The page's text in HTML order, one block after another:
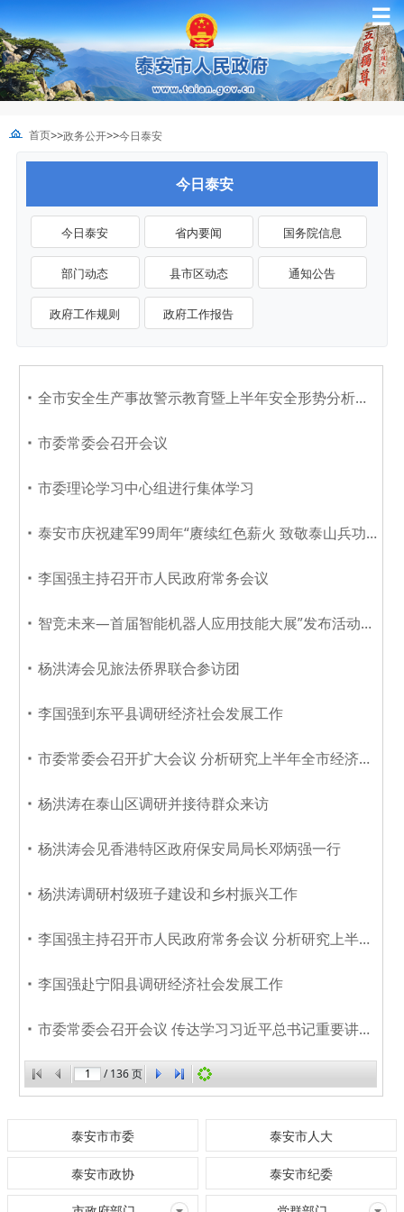
☰
首页>>政务公开>>今日泰安
今日泰安
今日泰安 省内要闻 国务院信息
部门动态 县市区动态 通知公告
政府工作规则 政府工作报告
全市安全生产事故警示教育暨上半年安全形势分析会议召开
市委常委会召开会议
市委理论学习中心组进行集体学习
泰安市庆祝建军99周年“赓续红色薪火 致敬泰山兵功臣”主题宣讲会举行
李国强主持召开市人民政府常务会议
智竞未来—首届智能机器人应用技能大展”发布活动在北京举行 首届CMG世界机器人登泰山大赛活动同步...
杨洪涛会见旅法侨界联合参访团
李国强到东平县调研经济社会发展工作
市委常委会召开扩大会议 分析研究上半年全市经济社会发展形势 安排部署下步重点工作任务
杨洪涛在泰山区调研并接待群众来访
杨洪涛会见香港特区政府保安局局长邓炳强一行
杨洪涛调研村级班子建设和乡村振兴工作
李国强主持召开市人民政府常务会议 分析研究上半年泰安市经济社会发展形势
李国强赴宁阳县调研经济社会发展工作
市委常委会召开会议 传达学习习近平总书记重要讲话重要指示精神
/136页
泰安市市委 泰安市人大
泰安市政协 泰安市纪委